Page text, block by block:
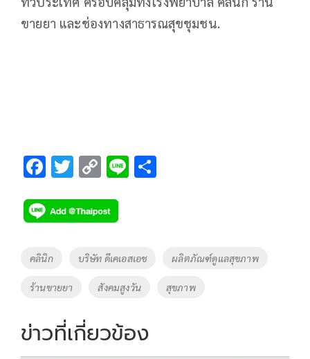
ขายยา และช่องทางสาธารณสุขชุมชน.
F
e
b
o
k
T
tt
er
C
p
y
Li
n
k
Li
Tags
คลินิก บริษัท ดีเคเอสเอช ผลิตภัณฑ์ดูแลสุขภาพ
ร้านขายยา สังคมสูงวัน สุขภาพ
ข่าวที่เกี่ยวข้อง